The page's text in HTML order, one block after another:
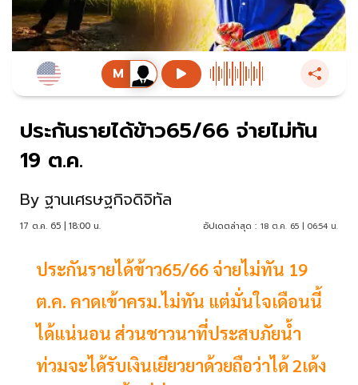
ประกันรายได้ข้าว65/66 จ่ายไม่ทัน
19 ต.ค.
By ฐานเศรษฐกิจดิจิทัล
17 ต.ค. 65 | 18:00 น. อัปเดตล่าสุด : 18 ต.ค. 65 | 06:54 น.
ประกันรายได้ข้าว65/66 จ่ายไม่ทัน 19
ต.ค. คาดเข้าครม.ไม่ทัน แต่มั่นใจเดือนนี้
ได้แน่นอน ส่วนชาวนาที่ประสบภัยน้ำ
ท่วมจะได้รับเงินเยียวยาด้วยถือว่าได้ 2เด้ง